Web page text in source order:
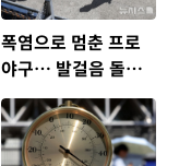
폭염으로 멈춘 프로
야구… 발걸음 돌리
는 팬들